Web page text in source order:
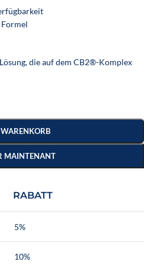
die auf dem CB2®-Komplex
MAINTENANT
RABATT
5%
10%